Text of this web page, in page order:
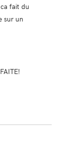
fait du
sur un